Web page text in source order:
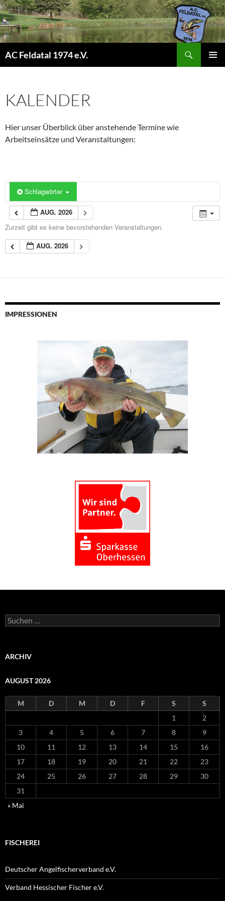
AC Feldatal 1974 e.V.
KALENDER
Hier unser Überblick über anstehende Termine wie
Arbeitseinsätze und Veranstaltungen:
Schlagwörter
AUG. 2026
Zurzeit gibt es keine bevorstehenden Veranstaltungen.
AUG. 2026
IMPRESSIONEN
Suchen
nach:
ARCHIV
AUGUST 2026
M D M D F S
S
1
2
3
4 5 6 7 8
9
10
11 12 13 14 15
16
17
18 19 20 21 22
23
24
25 26 27 28 29
30
31
« Mai
FISCHEREI
Deutscher Angelfischerverband e.V.
Verband Hessischer Fischer e.V.